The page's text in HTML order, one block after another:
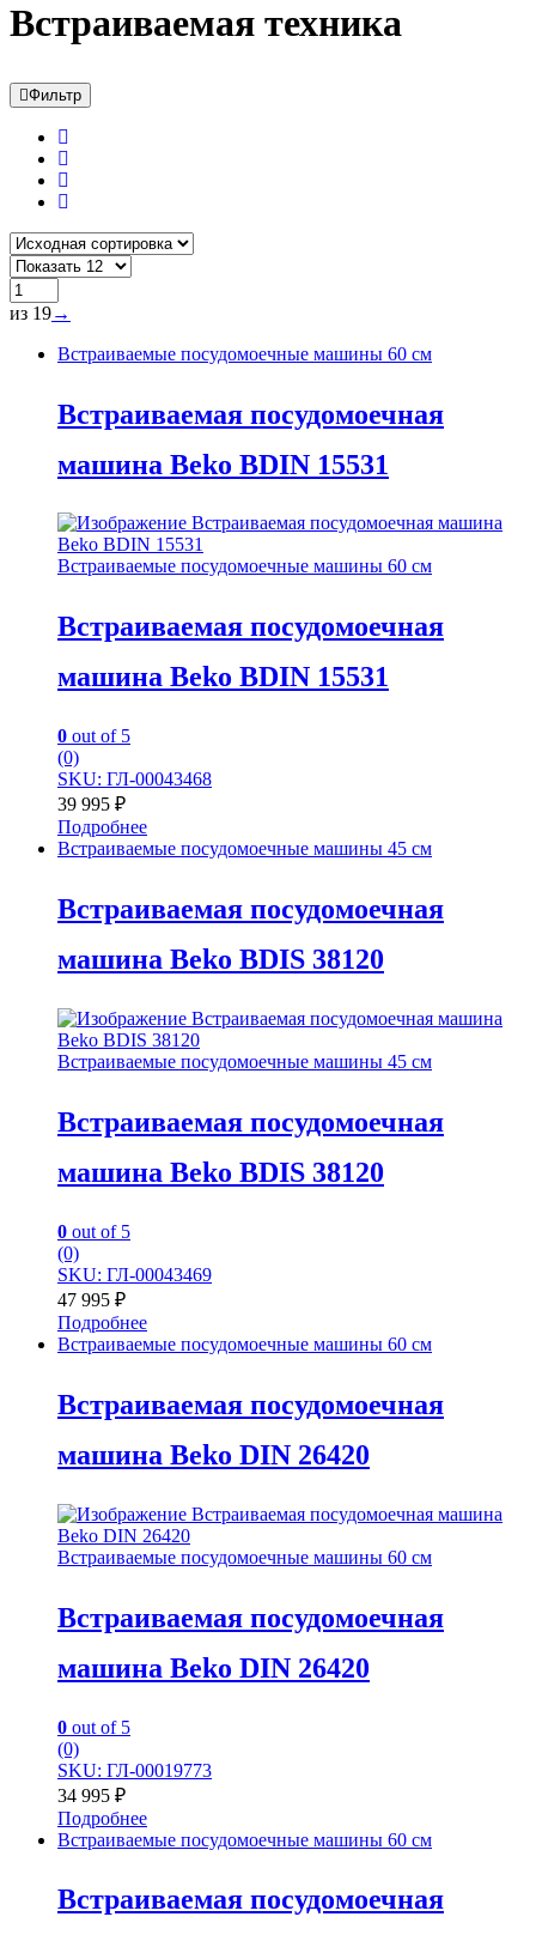
Встраиваемая техника
Фильтр
из 19→
Встраиваемые посудомоечные машины 60 см
Встраиваемая посудомоечная
машина Beko BDIN 15531
Встраиваемые посудомоечные машины 60 см
Встраиваемая посудомоечная
машина Beko BDIN 15531
0 out of 5
(0)
SKU: ГЛ-00043468
39 995 ₽
Подробнее
Встраиваемые посудомоечные машины 45 см
Встраиваемая посудомоечная
машина Beko BDIS 38120
Встраиваемые посудомоечные машины 45 см
Встраиваемая посудомоечная
машина Beko BDIS 38120
0 out of 5
(0)
SKU: ГЛ-00043469
47 995 ₽
Подробнее
Встраиваемые посудомоечные машины 60 см
Встраиваемая посудомоечная
машина Beko DIN 26420
Встраиваемые посудомоечные машины 60 см
Встраиваемая посудомоечная
машина Beko DIN 26420
0 out of 5
(0)
SKU: ГЛ-00019773
34 995 ₽
Подробнее
Встраиваемые посудомоечные машины 60 см
Встраиваемая посудомоечная